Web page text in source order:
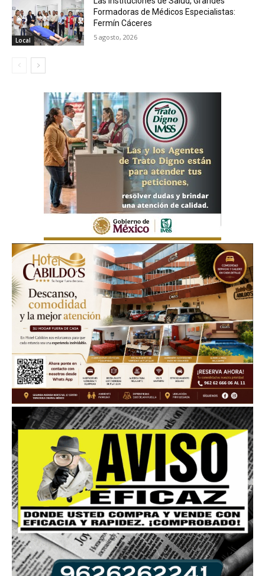
Local
Formadoras de Médicos Especialistas:
Fermín Cáceres
5 agosto, 2026